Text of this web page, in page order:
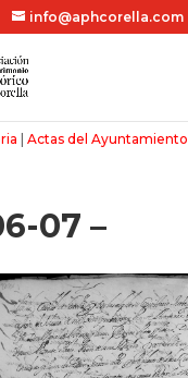
info@aphcorella.com
|Actas del Ayuntamiento
07 –